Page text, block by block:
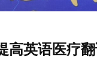
高英语医疗翻